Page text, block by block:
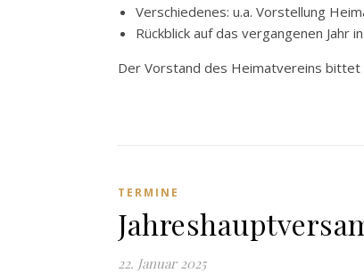
Verschiedenes: u.a. Vorstellung
Rückblick auf das vergangenen Jahr
Der Vorstand des Heimatvereins bittet
TERMINE
22. Januar 2025